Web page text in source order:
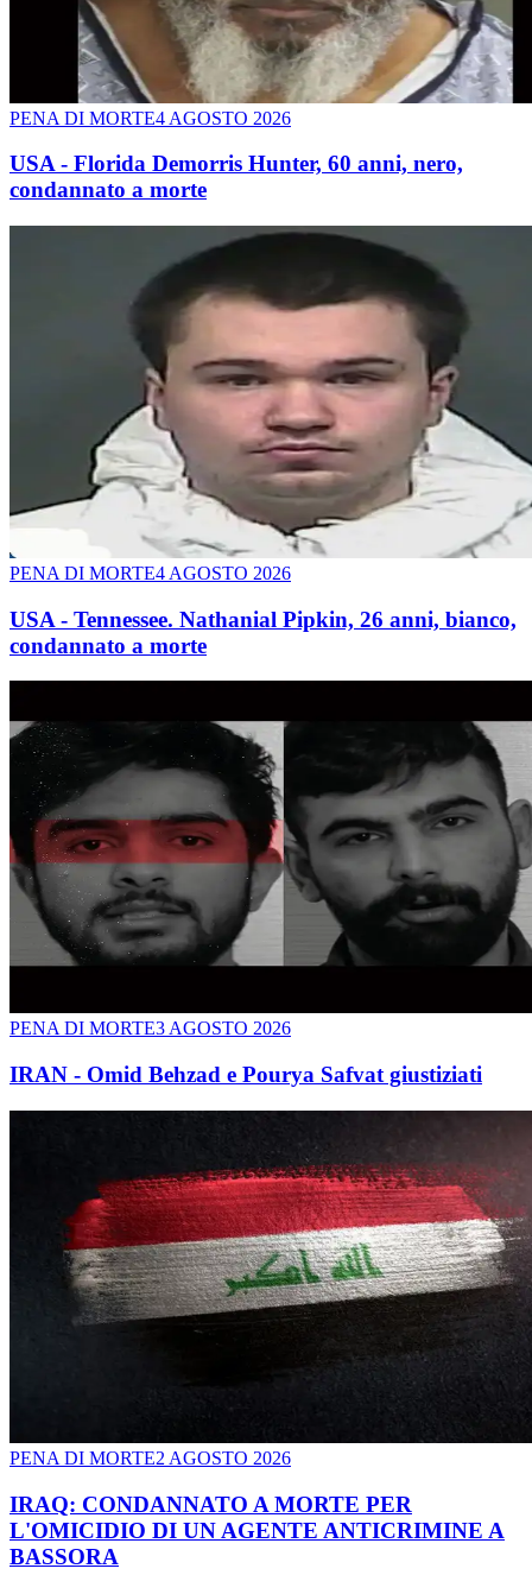
PENA DI MORTE4 AGOSTO 2026
USA - Florida Demorris Hunter, 60 anni, nero,
condannato a morte
PENA DI MORTE4 AGOSTO 2026
USA - Tennessee. Nathanial Pipkin, 26 anni, bianco,
condannato a morte
PENA DI MORTE3 AGOSTO 2026
IRAN - Omid Behzad e Pourya Safvat giustiziati
PENA DI MORTE2 AGOSTO 2026
IRAQ: CONDANNATO A MORTE PER
L'OMICIDIO DI UN AGENTE ANTICRIMINE A
BASSORA